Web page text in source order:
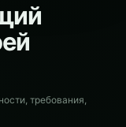
требования,